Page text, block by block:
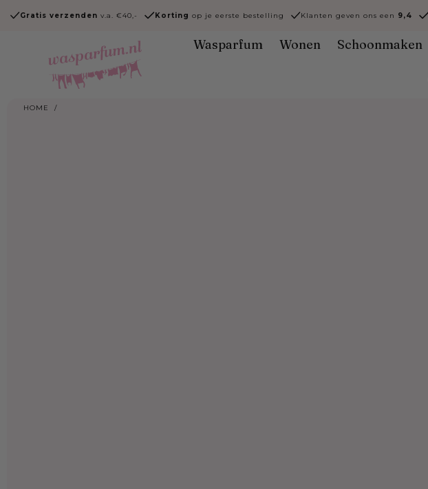
Ga naar
Gratis verzenden v.a. €40,- Korting op je eerste bestelling Klanten geven ons een 9,4
Wasparfum Wonen Schoonmaken
HOME /